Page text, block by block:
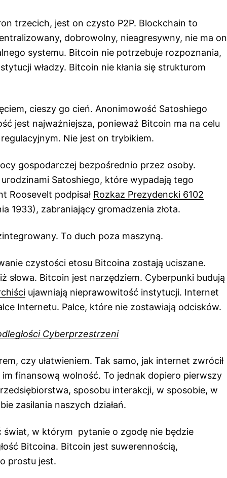
trzecich, jest on czysto P2P. Blockchain to
dobrowolny, nieagresywny, nie ma on
systemu. Bitcoin nie potrzebuje rozpoznania,
władzy. Bitcoin nie kłania się strukturom
cieszy go cień. Anonimowość Satoshiego
jest najważniejsza, ponieważ Bitcoin ma na celu
Nie jest on trybikiem.
gospodarczej bezpośrednio przez osoby.
Satoshiego, które wypadają tego
Roosevelt podpisał Rozkaz Prezydencki 6102
1933), zabraniający gromadzenia złota.
To duch poza maszyną.
czystości etosu Bitcoina zostają uciszane.
słowa. Bitcoin jest narzędziem. Cyberpunki budują
ujawniają nieprawowitość instytucji. Internet
Internetu. Palce, które nie zostawiają odcisków.
Cyberprzestrzeni
czy ułatwieniem. Tak samo, jak internet zwrócił
finansową wolność. To jednak dopiero pierwszy
sposobu interakcji, w sposobie, w
zasilania naszych działań.
świat, w którym pytanie o zgodę nie będzie
Bitcoina. Bitcoin jest suwerennością,
prostu jest.